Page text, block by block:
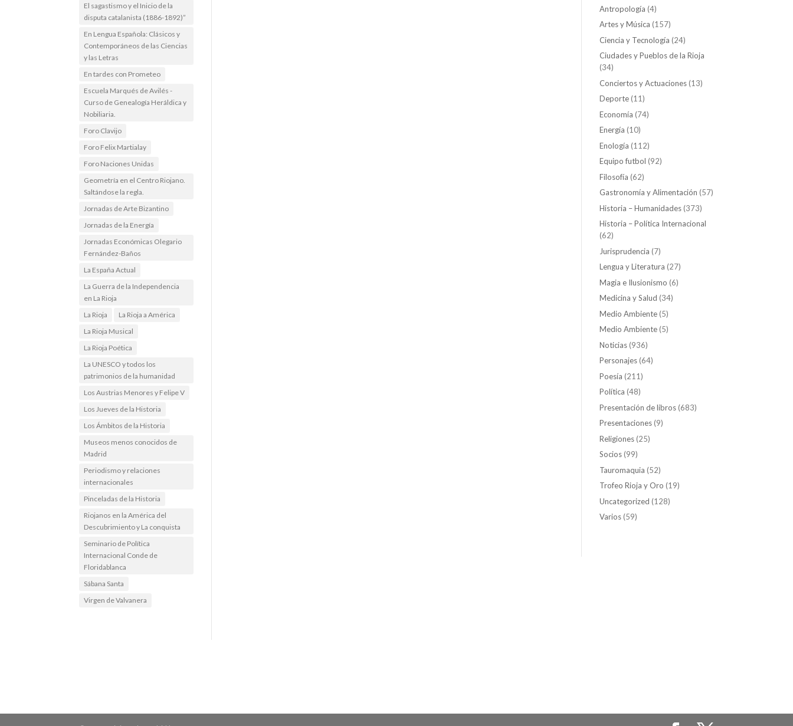
El sagastismo y el Inicio de la
disputa catalanista (1886-1892)”
En Lengua Española: Clásicos y
Contemporáneos de las Ciencias
y las Letras
En tardes con Prometeo
Escuela Marqués de Avilés -
Curso de Genealogía Heráldica y
Nobiliaria.
Foro Clavijo
Foro Felix Martialay
Foro Naciones Unidas
Geometría en el Centro Riojano.
Saltándose la regla.
Jornadas de Arte Bizantino
Jornadas de la Energía
Jornadas Económicas Olegario
Fernández-Baños
La España Actual
La Guerra de la Independencia
en La Rioja
La Rioja
La Rioja a América
La Rioja Musical
La Rioja Poética
La UNESCO y todos los
patrimonios de la humanidad
Los Austrias Menores y Felipe V
Los Jueves de la Historia
Los Ámbitos de la Historia
Museos menos conocidos de
Madrid
Periodismo y relaciones
internacionales
Pinceladas de la Historia
Riojanos en la América del
Descubrimiento y La conquista
Seminario de Política
Internacional Conde de
Floridablanca
Sábana Santa
Virgen de Valvanera
Antropología (4)
Artes y Música (157)
Ciencia y Tecnología (24)
Ciudades y Pueblos de la Rioja
(34)
Conciertos y Actuaciones (13)
Deporte (11)
Economía (74)
Energía (10)
Enología (112)
Equipo futbol (92)
Filosofía (62)
Gastronomía y Alimentación (57)
Historia – Humanidades (373)
Historia – Política Internacional
(62)
Jurisprudencia (7)
Lengua y Literatura (27)
Magia e Ilusionismo (6)
Medicina y Salud (34)
Medio Ambiente (5)
Medio Ambiente (5)
Noticias (936)
Personajes (64)
Poesía (211)
Política (48)
Presentación de libros (683)
Presentaciones (9)
Religiones (25)
Socios (99)
Tauromaquia (52)
Trofeo Rioja y Oro (19)
Uncategorized (128)
Varios (59)